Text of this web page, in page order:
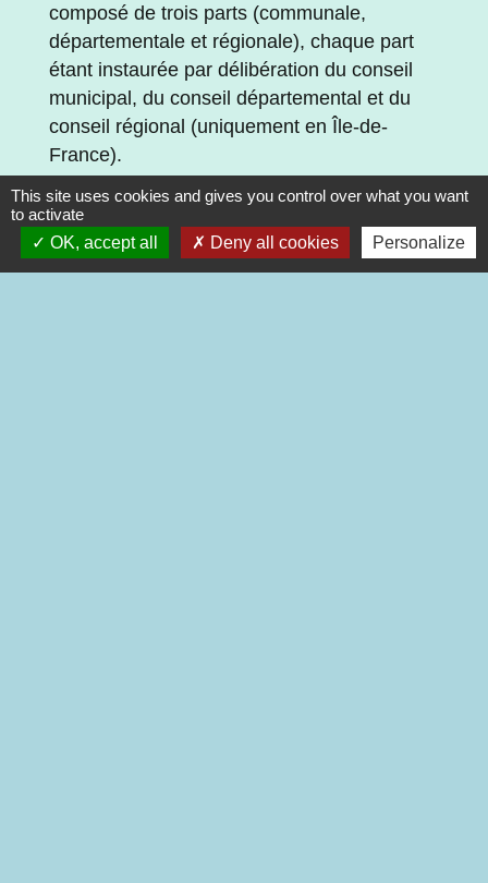
composé de trois parts (communale,
départementale et régionale), chaque part
étant instaurée par délibération du conseil
municipal, du conseil départemental et du
conseil régional (uniquement en Île-de-
France).
Récapitulatif de la législation pour une
piscine hors sol ou enterrée
This site uses cookies and gives you control over what you want
to activate
OK, accept all
Deny all cookies Personalize